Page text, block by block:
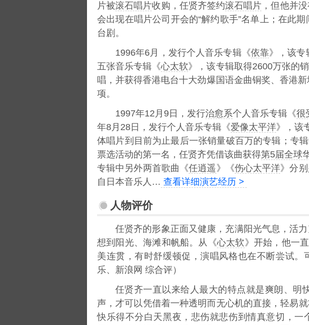
片被滚石唱片收购，任贤齐签约滚石唱片 ，但他并
会出现在唱片公司开会的“解约歌手”名单上；在此
台剧。
1996年6月，发行个人音乐专辑《依靠》，该
五张音乐专辑《心太软》，该专辑取得2600万张的
唱，并获得香港电台十大劲爆国语金曲铜奖、香港
项。
1997年12月9日，发行治愈系个人音乐专辑《很
年8月28日，发行个人音乐专辑《爱像太平洋》，该
体唱片到目前为止最后一张销量破百万的专辑；专
票选活动的第一名，任贤齐凭借该曲获得第5届全球
专辑中另外两首歌曲《任逍遥 》《伤心太平洋》分
自日本音乐人… 查看详细演艺经历 >
人物评价
任贤齐的形象正面又健康，充满阳光气息，活
想到阳光、海滩和帆船。从《心太软 》开始，他一
美连贯，有时舒缓顿促，演唱风格也在不断尝试。
乐、新浪网 综合评）
任贤齐一直以来给人最大的特点就是爽朗、明
声，才可以凭借着一种透明而无心机的直接，轻易
快乐得不分白天黑夜，悲伤就悲伤到情真意切，一